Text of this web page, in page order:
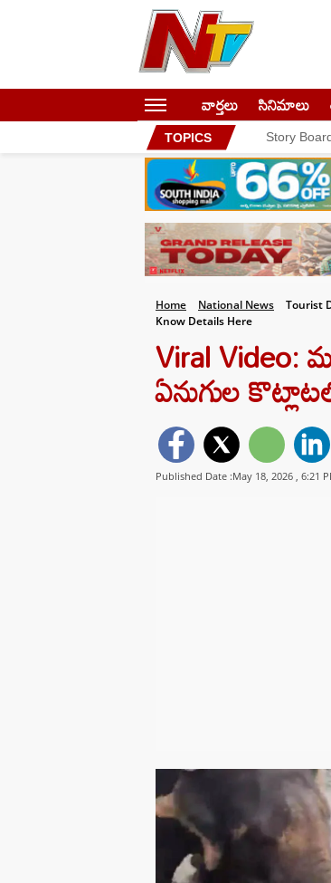
వార్తలు సినిమాలు
TOPICS Story
Home National News
Tourist
Know Details Here
Viral Video:
ఏనుగుల
Published Date :May 18, 2026 , 6:21